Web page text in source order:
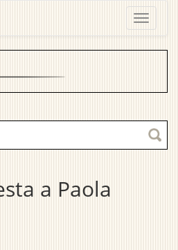
a Paola